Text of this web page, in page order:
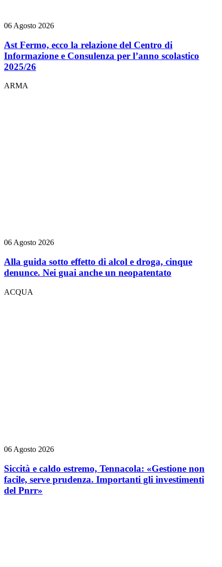
06 Agosto 2026
Ast Fermo, ecco la relazione del Centro di
Informazione e Consulenza per l’anno scolastico
2025/26
ARMA
06 Agosto 2026
Alla guida sotto effetto di alcol e droga, cinque
denunce. Nei guai anche un neopatentato
ACQUA
06 Agosto 2026
Siccità e caldo estremo, Tennacola: «Gestione non
facile, serve prudenza. Importanti gli investimenti
del Pnrr»